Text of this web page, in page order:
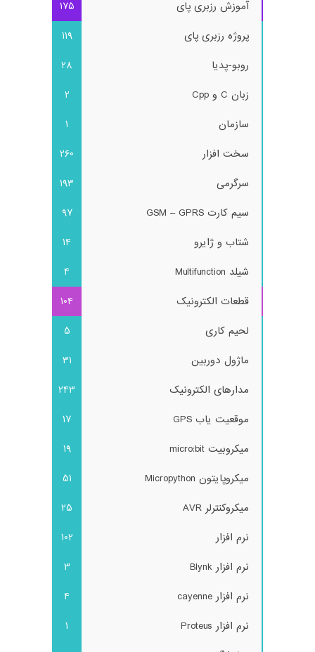
آموزش رزبری پای
175
پروژه رزبری پای
119
روبو-پدیا
28
زبان C و Cpp
2
سازمان
1
سخت افزار
260
سرگرمی
193
سیم کارت GSM – GPRS
97
شتاب و ژایرو
14
شیلد Multifunction
4
قطعات الکترونیک
104
لحیم کاری
5
ماژول دوربین
31
مدارهای الکترونیک
243
موقعیت یاب GPS
17
میکروبیت micro:bit
19
میکروپایتون Micropython
51
میکروکنترلر AVR
25
نرم افزار
102
نرم افزار Blynk
3
نرم افزار cayenne
4
نرم افزار Proteus
1